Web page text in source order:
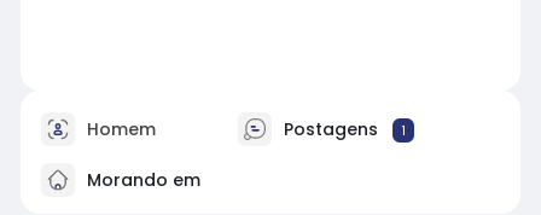
Homem Postagens 1
Morando em